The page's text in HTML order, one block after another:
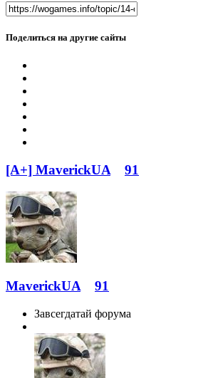
Поделиться на другие сайты
[A+] MaverickUA 91
MaverickUA 91
Завсегдатай форума